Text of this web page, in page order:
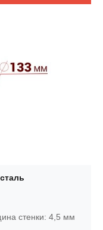
стенки: 4,5 мм